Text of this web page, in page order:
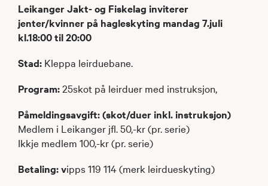
Leikanger Jakt- og Fiskelag inviterer
jenter/kvinner på hagleskyting mandag 7.juli
kl.18:00 til 20:00
Stad: Kleppa leirduebane.
Program:25skot på leirduer med instruksjon,
Påmeldingsavgift: (skot/duer inkl. instruksjon)
Medlem i Leikanger jfl. 50,-kr (pr. serie)
Ikkje medlem 100,-kr (pr. serie)
Betaling: vipps 119 114 (merk leirdueskyting)